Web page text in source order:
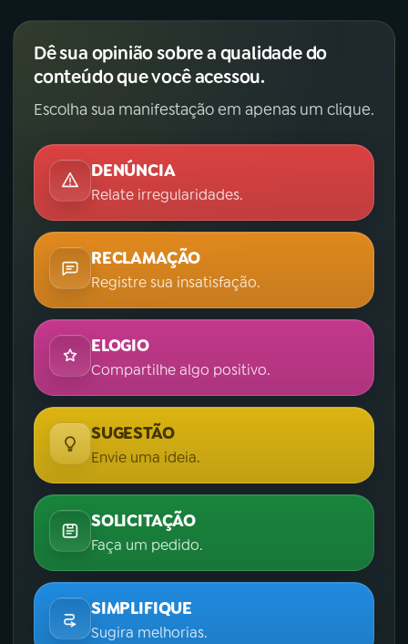
Dê sua opinião sobre a qualidade do
conteúdo que você acessou.
Escolha sua manifestação em apenas um clique.
DENÚNCIA
Relate irregularidades.
RECLAMAÇÃO
Registre sua insatisfação.
ELOGIO
Compartilhe algo positivo.
SUGESTÃO
Envie uma ideia.
SOLICITAÇÃO
Faça um pedido.
SIMPLIFIQUE
Sugira melhorias.